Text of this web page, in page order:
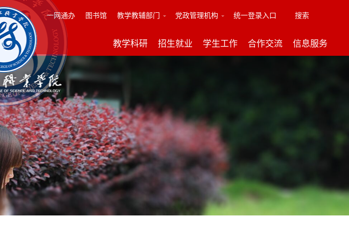
一网通办 图书馆 教学教辅部门 党政管理机构 统一登录入口 搜索
教学科研 招生就业 学生工作 合作交流 信息服务